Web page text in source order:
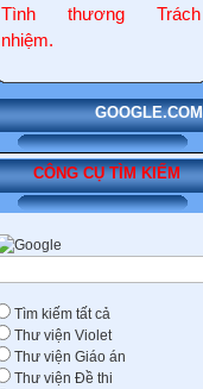
Tình thương Trách
nhiệm.
GOOGLE.COM
CÔNG CỤ TÌM KIẾM
Tìm kiếm tất cả
Thư viện Violet
Thư viện Giáo án
Thư viện Đề thi